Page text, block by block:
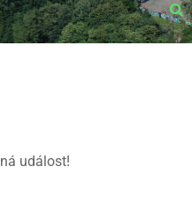
událost!